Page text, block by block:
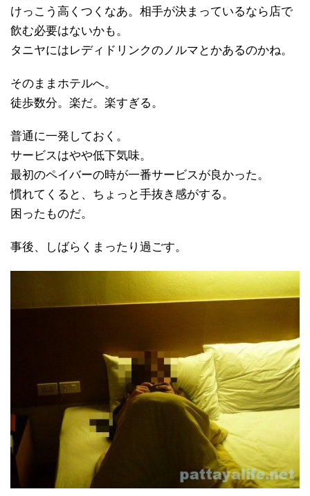
けっこう高くつくなあ。相手が決まっているなら店で
飲む必要はないかも。
タニヤにはレディドリンクのノルマとかあるのかね。
そのままホテルへ。
徒歩数分。楽だ。楽すぎる。
普通に一発しておく。
サービスはやや低下気味。
最初のペイバーの時が一番サービスが良かった。
慣れてくると、ちょっと手抜き感がする。
困ったものだ。
事後、しばらくまったり過ごす。